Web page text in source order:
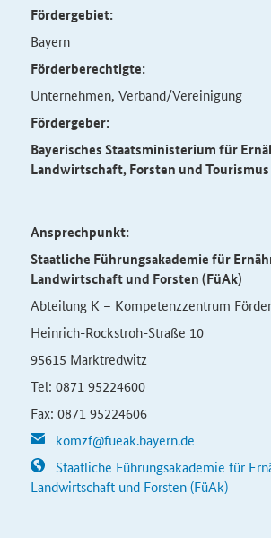
Fördergebiet:
Bayern
Förderberechtigte:
Unternehmen, Verband/Vereinigung
Fördergeber:
Bayerisches Staatsministerium für
Landwirtschaft, Forsten und Tourismus
Ansprechpunkt:
Staatliche Führungsakademie für
Landwirtschaft und Forsten (FüAk)
Abteilung K – Kompetenzzentrum
Heinrich-Rockstroh-Straße 10
95615 Marktredwitz
Tel: 0871 95224600
Fax: 0871 95224606
komzf@fueak.bayern.de
Staatliche Führungsakademie für
Landwirtschaft und Forsten (FüAk)